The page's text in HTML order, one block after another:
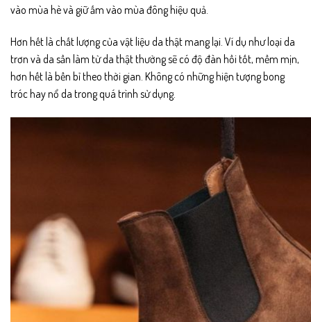
vào mùa hè và giữ ấm vào mùa đông hiệu quả.
Hơn hết là chất lượng của vật liệu da thật mang lại. Ví dụ như loại da
trơn và da sần làm từ da thật thường sẽ có độ đàn hồi tốt, mềm mịn,
hơn hết là bền bỉ theo thời gian. Không có những hiện tượng bong
tróc hay nổ da trong quá trình sử dụng.